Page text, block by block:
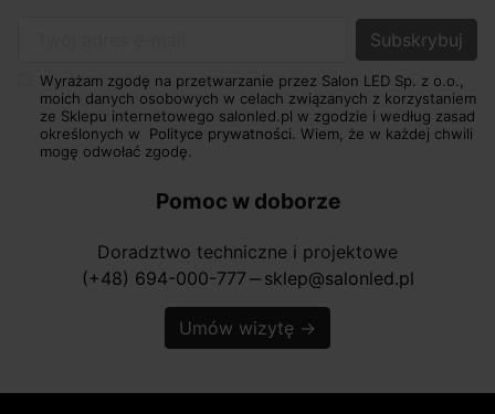
Wyrażam zgodę na przetwarzanie przez Salon LED Sp. z o.o.,
moich danych osobowych w celach związanych z korzystaniem
ze Sklepu internetowego salonled.pl w zgodzie i według zasad
określonych w Polityce prywatności. Wiem, że w każdej chwili
mogę odwołać zgodę.
Pomoc w doborze
Doradztwo techniczne i projektowe
(+48) 694-000-777 horizontal_rule sklep@salonled.pl
Umów wizytę →